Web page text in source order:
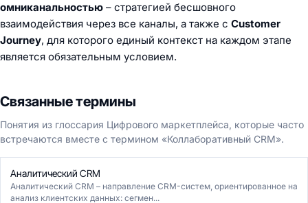
омниканальностью – стратегией бесшовного
взаимодействия через все каналы, а также с Customer
Journey, для которого единый контекст на каждом этапе
является обязательным условием.
Связанные термины
Понятия из глоссария Цифрового маркетплейса, которые часто
встречаются вместе с термином «Коллаборативный CRM».
Аналитический CRM
Аналитический CRM – направление CRM-систем, ориентированное на
анализ клиентских данных: сегмен...